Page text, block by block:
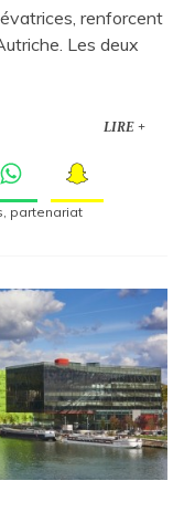
renforcent
Les deux
LIRE +
partenariat